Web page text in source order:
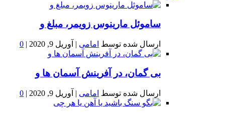
ساموئل مارینوس زویمر، مبلغ و
ارسال شده توسط امامی | آوریل 9, 2020 |
0
بى گمان، در آفرينش آسمان ها و
ارسال شده توسط امامی | آوریل 9, 2020 |
0